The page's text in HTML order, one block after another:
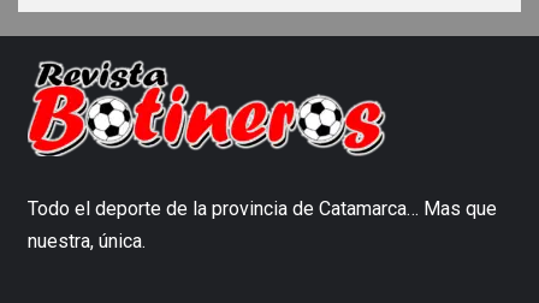
Todo el deporte de la provincia de Catamarca… Mas que
nuestra, única.